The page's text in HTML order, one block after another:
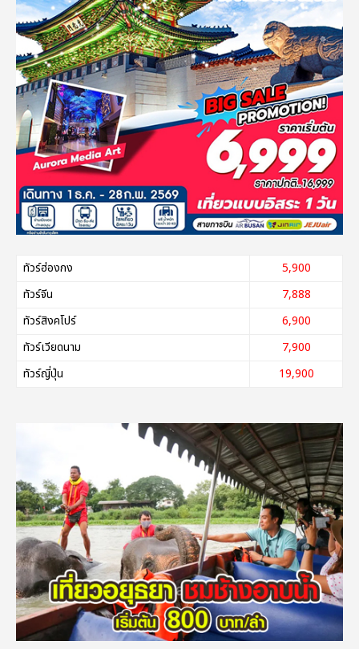
ทัวร์ฮ่องกง
5,900
ทัวร์จีน
7,888
ทัวร์สิงคโปร์
6,900
ทัวร์เวียดนาม
7,900
ทัวร์ญี่ปุ่น
19,900